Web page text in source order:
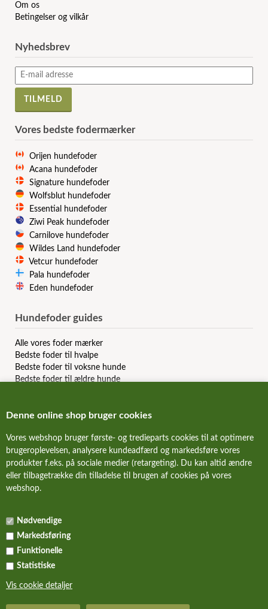
Denne online shop bruger cookies
Vores webshop bruger første- og tredieparts cookies til at optimere
brugeroplevelsen, analysere kundeadfærd og markedsføre vores
produkter f.eks. på sociale medier (retargeting). Du kan altid ændre
eller tilbagetrække din tilladelse til brugen af cookies på vores
webshop.
Nødvendige
Markedsføring
Funktionelle
Statistiske
Vis cookie detaljer
Om os
Betingelser og vilkår
Nyhedsbrev
Vores bedste fodermærker
Orijen hundefoder
Acana hundefoder
Signature hundefoder
Wolfsblut hundefoder
Essential hundefoder
Ziwi Peak hundefoder
Carnilove hundefoder
Wildes Land hundefoder
Vetcur hundefoder
Pala hundefoder
Eden hundefoder
Hundefoder guides
Alle vores foder mærker
Bedste foder til hvalpe
Bedste foder til voksne hunde
Bedste foder til ældre hunde
Bedste slanke hundefoder
Billigste hundefoder mærker
Bedste billige hundefoder
Hundefoder anmeldelser & reviews
NYHEDER
ALLE TILBUD
KURV